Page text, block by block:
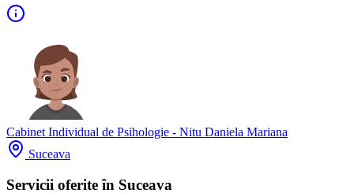
Cabinet Individual de Psihologie - Nitu Daniela Mariana
Suceava
Servicii oferite în Suceava